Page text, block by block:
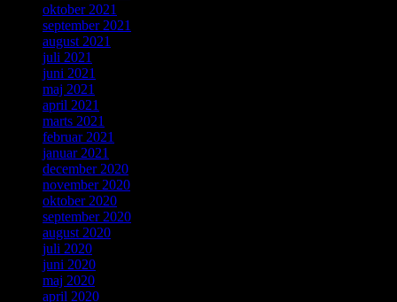
oktober 2021
september 2021
august 2021
juli 2021
juni 2021
maj 2021
april 2021
marts 2021
februar 2021
januar 2021
december 2020
november 2020
oktober 2020
september 2020
august 2020
juli 2020
juni 2020
maj 2020
april 2020